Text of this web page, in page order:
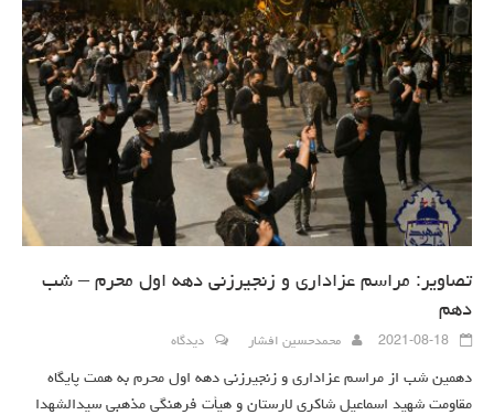
تصاویر: مراسم عزاداری و زنجیرزنی دهه اول محرم – شب
دهم
2021-08-18 محمدحسین افشار دیدگاه
دهمین شب از مراسم عزاداری و زنجیرزنی دهه اول محرم به همت پایگاه
مقاومت شهید اسماعیل شاکری لارستان و هیأت فرهنگی مذهبی سیدالشهدا